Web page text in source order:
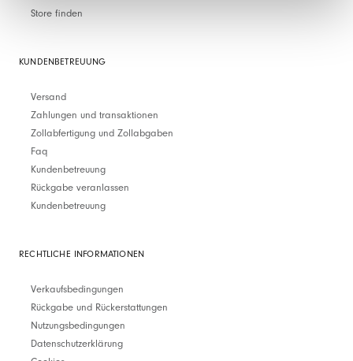
Store finden
KUNDENBETREUUNG
Versand
Zahlungen und transaktionen
Zollabfertigung und Zollabgaben
Faq
Kundenbetreuung
Rückgabe veranlassen
Kundenbetreuung
RECHTLICHE INFORMATIONEN
Verkaufsbedingungen
Rückgabe und Rückerstattungen
Nutzungsbedingungen
Datenschutzerklärung